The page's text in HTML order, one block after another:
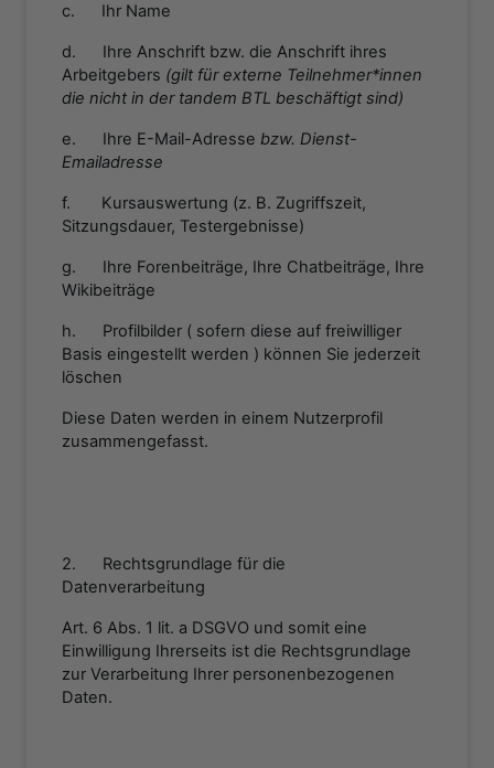
c. Ihr Name
d. Ihre Anschrift bzw. die Anschrift ihres
Arbeitgebers (gilt für externe Teilnehmer*innen
die nicht in der tandem BTL beschäftigt sind)
e. Ihre E-Mail-Adresse bzw. Dienst-
Emailadresse
f. Kursauswertung (z. B. Zugriffszeit,
Sitzungsdauer, Testergebnisse)
g. Ihre Forenbeiträge, Ihre Chatbeiträge, Ihre
Wikibeiträge
h. Profilbilder ( sofern diese auf freiwilliger
Basis eingestellt werden ) können Sie jederzeit
löschen
Diese Daten werden in einem Nutzerprofil
zusammengefasst.
2. Rechtsgrundlage für die
Datenverarbeitung
Art. 6 Abs. 1 lit. a DSGVO und somit eine
Einwilligung Ihrerseits ist die Rechtsgrundlage
zur Verarbeitung Ihrer personenbezogenen
Daten.